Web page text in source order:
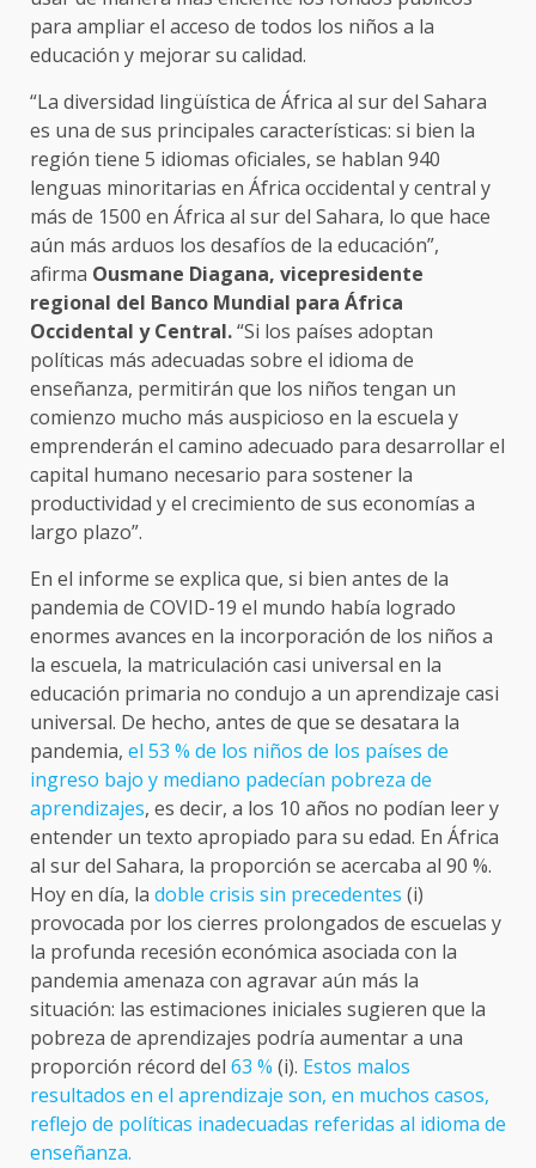
para ampliar el acceso de todos los niños a la
educación y mejorar su calidad.
“La diversidad lingüística de África al sur del Sahara
es una de sus principales características: si bien la
región tiene 5 idiomas oficiales, se hablan 940
lenguas minoritarias en África occidental y central y
más de 1500 en África al sur del Sahara, lo que hace
aún más arduos los desafíos de la educación”,
afirma Ousmane Diagana, vicepresidente
regional del Banco Mundial para África
Occidental y Central.“Si los países adoptan
políticas más adecuadas sobre el idioma de
enseñanza, permitirán que los niños tengan un
comienzo mucho más auspicioso en la escuela y
emprenderán el camino adecuado para desarrollar el
capital humano necesario para sostener la
productividad y el crecimiento de sus economías a
largo plazo”.
En el informe se explica que, si bien antes de la
pandemia de COVID-19 el mundo había logrado
enormes avances en la incorporación de los niños a
la escuela, la matriculación casi universal en la
educación primaria no condujo a un aprendizaje casi
universal. De hecho, antes de que se desatara la
pandemia, el 53 % de los niños de los países de
ingreso bajo y mediano padecían pobreza de
aprendizajes, es decir, a los 10 años no podían leer y
entender un texto apropiado para su edad. En África
al sur del Sahara, la proporción se acercaba al 90 %.
Hoy en día, la doble crisis sin precedentes (i)
provocada por los cierres prolongados de escuelas y
la profunda recesión económica asociada con la
pandemia amenaza con agravar aún más la
situación: las estimaciones iniciales sugieren que la
pobreza de aprendizajes podría aumentar a una
proporción récord del 63 % (i). Estos malos
resultados en el aprendizaje son, en muchos casos,
reflejo de políticas inadecuadas referidas al idioma de
enseñanza.